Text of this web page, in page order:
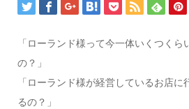
「ローランド様って今一体いくつくら
の？」
「ローランド様が経営しているお店
るの？」